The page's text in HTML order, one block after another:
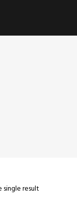
result